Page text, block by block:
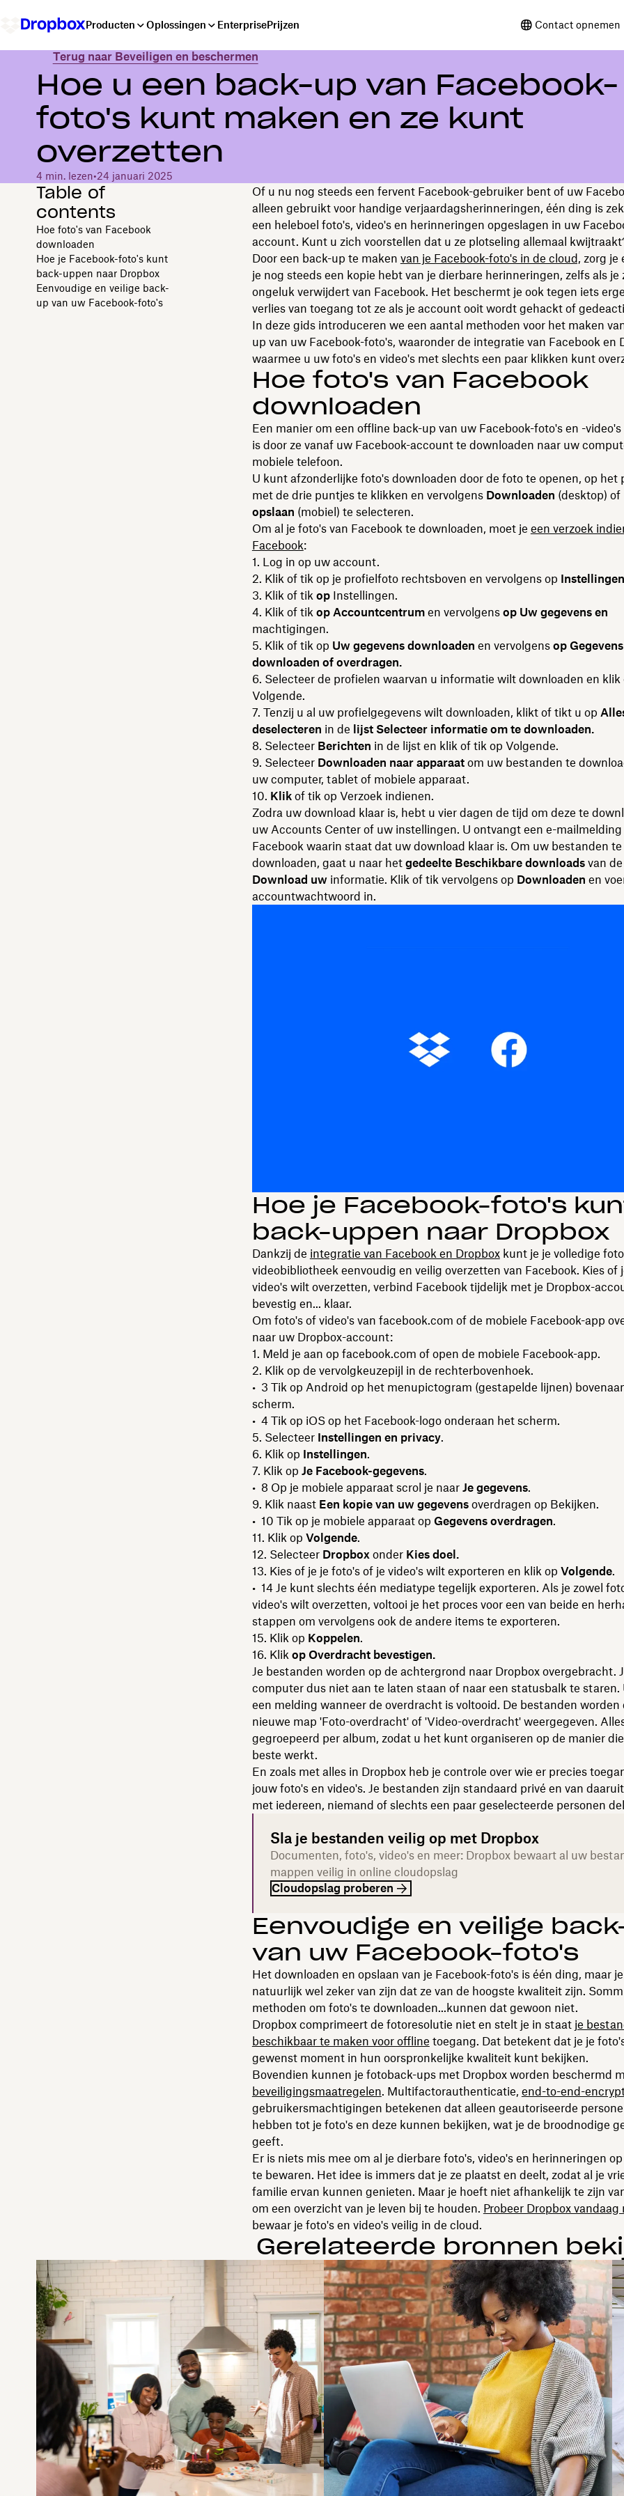
Producten Oplossingen EnterprisePrijzen Contact opnemen
Terug naar Beveiligen en beschermen
Hoe u een back-up van Facebook-
foto's kunt maken en ze kunt
overzetten
4 min. lezen•24 januari 2025
Table of
contents
Hoe foto's van Facebook
downloaden
Hoe je Facebook-foto's kunt
back-uppen naar Dropbox
Eenvoudige en veilige back-
up van uw Facebook-foto's
Of u nu nog steeds een fervent Facebook-gebruiker bent of uw
alleen gebruikt voor handige verjaardagsherinneringen, één ding is
een heleboel foto's, video's en herinneringen opgeslagen in uw
account. Kunt u zich voorstellen dat u ze plotseling allemaal
Door een back-up te maken van je Facebook-foto's in de cloud, zorg je
je nog steeds een kopie hebt van je dierbare herinneringen, zelfs als je
ongeluk verwijdert van Facebook. Het beschermt je ook tegen iets
verlies van toegang tot ze als je account ooit wordt gehackt of
In deze gids introduceren we een aantal methoden voor het maken
up van uw Facebook-foto's, waaronder de integratie van Facebook en
waarmee u uw foto's en video's met slechts een paar klikken kunt
Hoe foto's van Facebook
downloaden
Een manier om een offline back-up van uw Facebook-foto's en -
is door ze vanaf uw Facebook-account te downloaden naar uw
mobiele telefoon.
U kunt afzonderlijke foto's downloaden door de foto te openen, op het
met de drie puntjes te klikken en vervolgens Downloaden (desktop) of
opslaan (mobiel) te selecteren.
Om al je foto's van Facebook te downloaden, moet je een verzoek
Facebook:
Log in op uw account.
Klik of tik op je profielfoto rechtsboven en vervolgens op
Klik of tik opInstellingen.
Klik of tik op Accountcentrumen vervolgens op Uw gegevens en
machtigingen.
Klik of tik op Uw gegevens downloaden en vervolgens op Gegevens
downloaden of overdragen.
Selecteer de profielen waarvan u informatie wilt downloaden en
Volgende.
Tenzij u al uw profielgegevens wilt downloaden, klikt of tikt u op
deselecteren in de lijst Selecteer informatie om te downloaden.
Selecteer Berichten in de lijst en klik of tik op Volgende.
Selecteer Downloaden naar apparaat om uw bestanden te
uw computer, tablet of mobiele apparaat.
Klikof tik op Verzoek indienen.
Zodra uw download klaar is, hebt u vier dagen de tijd om deze te
uw Accounts Center of uw instellingen. U ontvangt een e-mailmelding
Facebook waarin staat dat uw download klaar is. Om uw bestanden te
downloaden, gaat u naar het gedeelte Beschikbare downloadsvan
Download uwinformatie. Klik of tik vervolgens op Downloaden en
accountwachtwoord in.
Hoe je Facebook-foto's
back-uppen naar Dropbox
Dankzij de integratie van Facebook en Dropboxkunt je je volledige
videobibliotheek eenvoudig en veilig overzetten van Facebook. Kies of
video's wilt overzetten, verbind Facebook tijdelijk met je Dropbox-
bevestig en... klaar.
Om foto's of video's van facebook.com of de mobiele Facebook-app
naar uw Dropbox-account:
Meld je aan op facebook.com of open de mobiele Facebook-app.
Klik op de vervolgkeuzepijl in de rechterbovenhoek.
Tik op Android op het menupictogram (gestapelde lijnen)
scherm.
Tik op iOS op het Facebook-logo onderaan het scherm.
Selecteer Instellingen en privacy.
Klik op Instellingen.
Klik op Je Facebook-gegevens.
Op je mobiele apparaat scrol je naar Je gegevens.
Klik naast Een kopievan uw gegevensoverdragen op Bekijken.
Tik op je mobiele apparaat op Gegevens overdragen.
Klik op Volgende.
Selecteer Dropboxonder Kies doel.
Kies of je je foto's of je video's wilt exporteren en klik op Volgende.
Je kunt slechts één mediatype tegelijk exporteren. Als je zowel
video's wilt overzetten, voltooi je het proces voor een van beide en
stappen om vervolgens ook de andere items te exporteren.
Klik op Koppelen.
Klik op Overdracht bevestigen.
Je bestanden worden op de achtergrond naar Dropbox overgebracht.
computer dus niet aan te laten staan of naar een statusbalk te staren.
een melding wanneer de overdracht is voltooid. De bestanden worden
nieuwe map 'Foto-overdracht' of 'Video-overdracht' weergegeven.
gegroepeerd per album, zodat u het kunt organiseren op de manier
beste werkt.
En zoals met alles in Dropbox heb je controle over wie er precies
jouw foto's en video's. Je bestanden zijn standaard privé en van
met iedereen, niemand of slechts een paar geselecteerde personen
Sla je bestanden veilig op met Dropbox
Documenten, foto's, video's en meer: Dropbox bewaart al uw
mappen veilig in online cloudopslag
Cloudopslag proberen
Eenvoudige en veilige
van uw Facebook-foto's
Het downloaden en opslaan van je Facebook-foto's is één ding, maar
natuurlijk wel zeker van zijn dat ze van de hoogste kwaliteit zijn.
methoden om foto's te downloaden...kunnen dat gewoon niet.
Dropbox comprimeert de fotoresolutie niet en stelt je in staat je
beschikbaar te maken voor offline toegang. Dat betekent dat je je
gewenst moment in hun oorspronkelijke kwaliteit kunt bekijken.
Bovendien kunnen je fotoback-ups met Dropbox worden beschermd
beveiligingsmaatregelen. Multifactorauthenticatie, end-to-end-
gebruikersmachtigingen betekenen dat alleen geautoriseerde
hebben tot je foto's en deze kunnen bekijken, wat je de broodnodige
geeft.
Er is niets mis mee om al je dierbare foto's, video's en herinneringen
te bewaren. Het idee is immers dat je ze plaatst en deelt, zodat al je
familie ervan kunnen genieten. Maar je hoeft niet afhankelijk te zijn
om een overzicht van je leven bij te houden. Probeer Dropbox
bewaar je foto's en video's veilig in de cloud.
Gerelateerde bronnen